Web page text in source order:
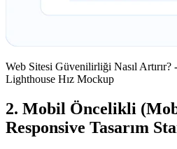
Web Sitesi Güvenilirliği Nasıl
Lighthouse Hız Mockup
2. Mobil Öncelikli
Responsive Tasarım